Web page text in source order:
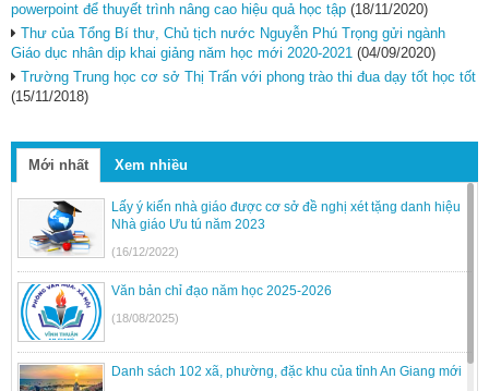
powerpoint để thuyết trình nâng cao hiệu quả học tập (18/11/2020)
Thư của Tổng Bí thư, Chủ tịch nước Nguyễn Phú Trọng gửi ngành
Giáo dục nhân dịp khai giảng năm học mới 2020-2021 (04/09/2020)
Trường Trung học cơ sở Thị Trấn với phong trào thi đua dạy tốt học tốt
(15/11/2018)
Mới nhất Xem nhiều
Lấy ý kiến nhà giáo được cơ sở đề nghị xét tặng danh hiệu
Nhà giáo Ưu tú năm 2023
(16/12/2022)
Văn bản chỉ đạo năm học 2025-2026
(18/08/2025)
Danh sách 102 xã, phường, đặc khu của tỉnh An Giang mới